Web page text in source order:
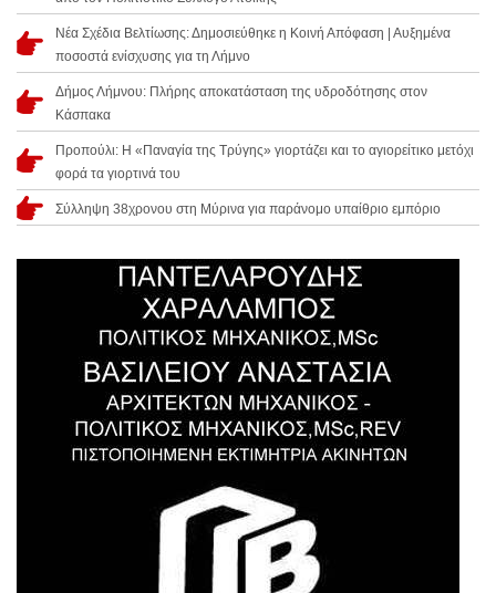
Νέα Σχέδια Βελτίωσης: Δημοσιεύθηκε η Κοινή Απόφαση | Αυξημένα
ποσοστά ενίσχυσης για τη Λήμνο
Δήμος Λήμνου: Πλήρης αποκατάσταση της υδροδότησης στον
Κάσπακα
Προπούλι: Η «Παναγία της Τρύγης» γιορτάζει και το αγιορείτικο μετόχι
φορά τα γιορτινά του
Σύλληψη 38χρονου στη Μύρινα για παράνομο υπαίθριο εμπόριο